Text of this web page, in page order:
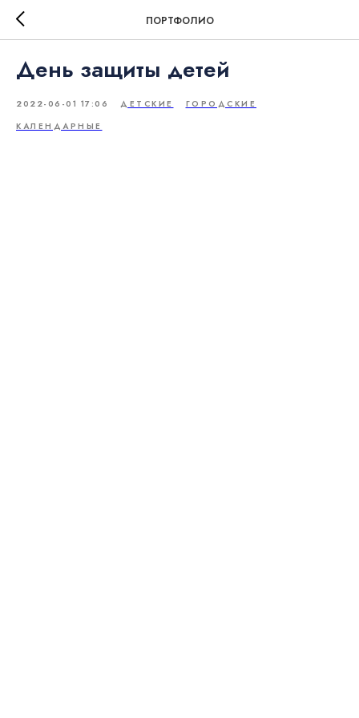
ПОРТФОЛИО
День защиты детей
2022-06-01 17:06 ДЕТСКИЕ
ГОРОДСКИЕ
КАЛЕНДАРНЫЕ